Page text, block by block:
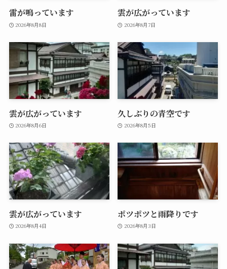
雷が鳴っています
2026年8月8日
雲が広がっています
2026年8月7日
雲が広がっています
2026年8月6日
久しぶりの青空です
2026年8月5日
雲が広がっています
2026年8月4日
ポツポツと雨降りです
2026年8月3日